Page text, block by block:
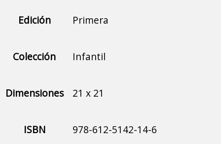
Edición Primera
Colección Infantil
Dimensiones 21 x 21
ISBN 978-612-5142-14-6